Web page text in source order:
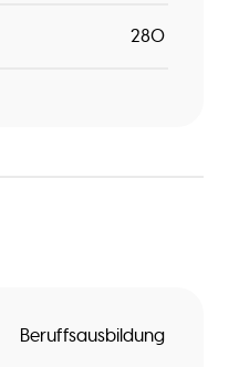
280
Beruffsausbildung